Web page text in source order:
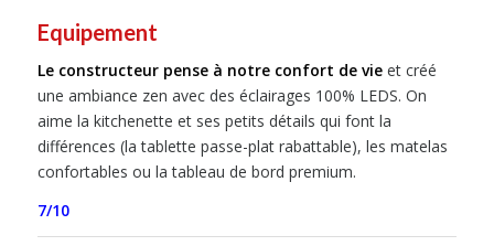
Equipement
Le constructeur pense à notre confort de vieet créé
une ambiance zen avec des éclairages 100% LEDS. On
aime la kitchenette et ses petits détails qui font la
différences (la tablette passe-plat rabattable), les matelas
confortables ou la tableau de bord premium.
7/10